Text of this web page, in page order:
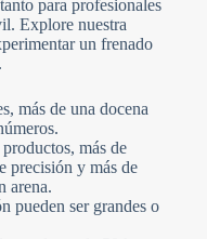
para profesionales
Explore nuestra
un frenado
más de una docena
más de
precisión y más de
arena.
pueden ser grandes o